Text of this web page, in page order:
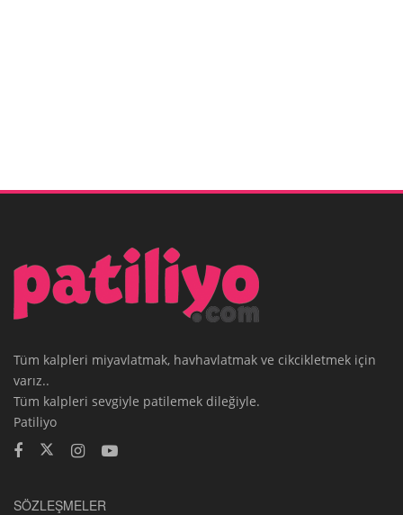
Tüm kalpleri miyavlatmak, havhavlatmak ve cikcikletmek için
varız..
Tüm kalpleri sevgiyle patilemek dileğiyle.
Patiliyo
SÖZLEŞMELER